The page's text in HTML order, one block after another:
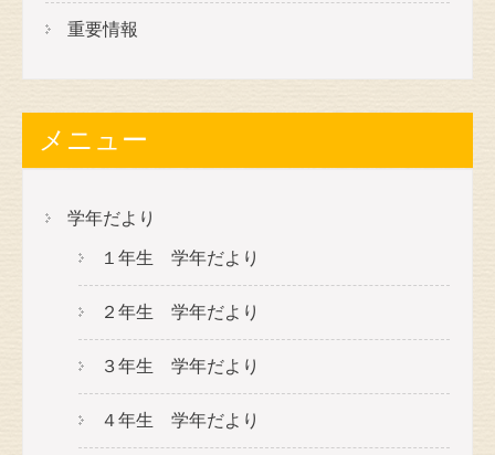
重要情報
メニュー
学年だより
１年生 学年だより
２年生 学年だより
３年生 学年だより
４年生 学年だより